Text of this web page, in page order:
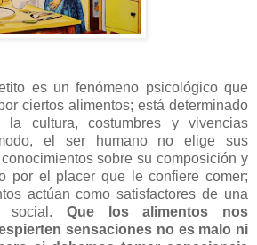
es un fenómeno psicológico que
ciertos alimentos; está determinado
la cultura, costumbres y vivencias
el ser humano no elige sus
sobre su composición y
por el placer que le confiere comer;
actúan como satisfactores de una
social. Que los alimentos nos
sensaciones no es malo ni